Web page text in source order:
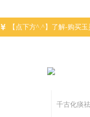
【点下方^.^】了解-购买玉
千古化痰